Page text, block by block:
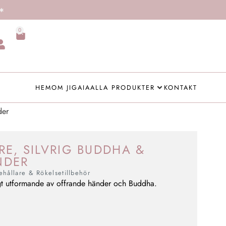
0
HEMOM JIGAIAALLA PRODUKTER KONTAKT
SILVRIG BUDDHA &
& Rökelsetillbehör
utformande av offrande händer och Buddha.